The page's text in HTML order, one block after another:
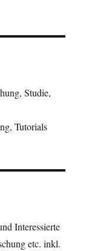
Studie,
Tutorials
Interessierte
etc. inkl.